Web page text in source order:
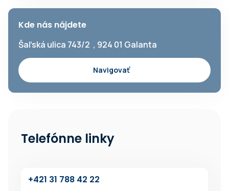
Kde nás nájdete
Šaľská ulica 743/2 , 924 01 Galanta
Navigovať
Telefónne linky
+42‍1 31 7‍88 42 22